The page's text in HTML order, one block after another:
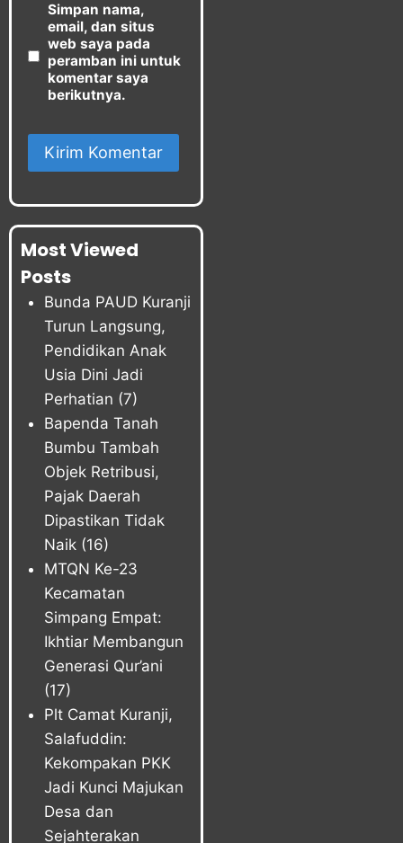
Simpan nama,
email, dan situs
web saya pada
peramban ini untuk
komentar saya
berikutnya.
Most Viewed
Posts
Bunda PAUD Kuranji
Turun Langsung,
Pendidikan Anak
Usia Dini Jadi
Perhatian (7)
Bapenda Tanah
Bumbu Tambah
Objek Retribusi,
Pajak Daerah
Dipastikan Tidak
Naik (16)
MTQN Ke-23
Kecamatan
Simpang Empat:
Ikhtiar Membangun
Generasi Qur’ani
(17)
Plt Camat Kuranji,
Salafuddin:
Kekompakan PKK
Jadi Kunci Majukan
Desa dan
Sejahterakan